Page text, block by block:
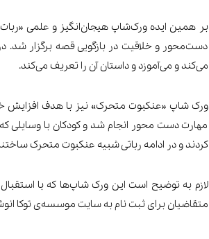
بر همین ایده ورک‌شاپ هیجان‌انگیز و علمی «ربات
دست‌محور و خلاقیت در بازگویی قصه برگزار
می‌کند و می‌آموزد و داستان آن را تعریف می‌کند.
ورک شاپ «عنکبوت متحرک» نیز با هدف افزایش
مهارت دست محور انجام شد و کودکان با وسایلی
کردند و در ادامه رباتی شبیه عنکبوت متحرک
لازم به توضیح است این ورک شاپ‌ها که با
متقاضیان برای ثبت نام به سایت موسسه‌ی توکا